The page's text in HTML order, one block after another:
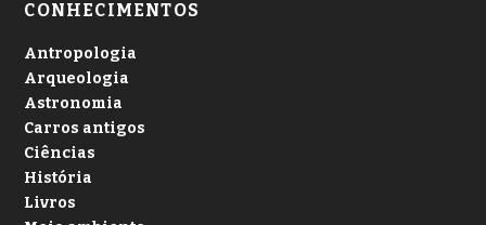
CONHECIMENTOS
Antropologia
Arqueologia
Astronomia
Carros antigos
Ciências
História
Livros